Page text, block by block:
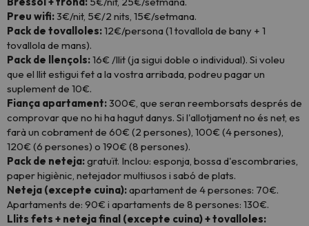
Preu wifi:3€/nit, 5€/2 nits, 15€/setmana.
Pack de tovalloles:12€/persona (1 tovallola de bany + 1
tovallola de mans).
Pack de llençols:16€ /llit (ja sigui doble o individual). Si voleu
que el llit estigui fet a la vostra arribada, podreu pagar un
suplement de 10€.
Fiança apartament:300€, que seran reemborsats després de
comprovar que no hi ha hagut danys. Si l'allotjament no és net, es
farà un cobrament de 60€ (2 persones), 100€ (4 persones),
120€ (6 persones) o 190€ (8 persones).
Pack de neteja:gratuït. Inclou: esponja, bossa d'escombraries,
paper higiènic, netejador multiusos i sabó de plats.
Neteja (excepte cuina):apartament de 4 persones: 70€.
Apartaments de: 90€ i apartaments de 8 persones: 130€.
Llits fets + neteja final (excepte cuina) + tovalloles: